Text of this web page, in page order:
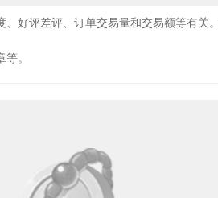
好评差评、订单交易量和交易额等有关
。